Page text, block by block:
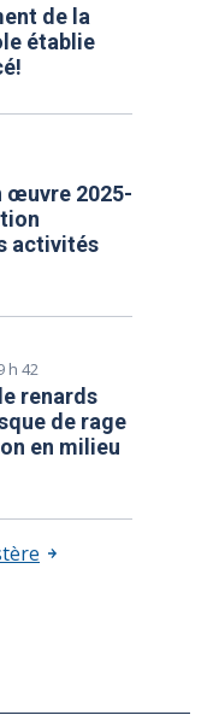
de la
établie
œuvre 2025-
activités
renards
de rage
en milieu
h 42